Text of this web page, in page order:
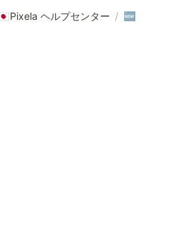
🇯🇵Pixela ヘルプセンター / 🆕